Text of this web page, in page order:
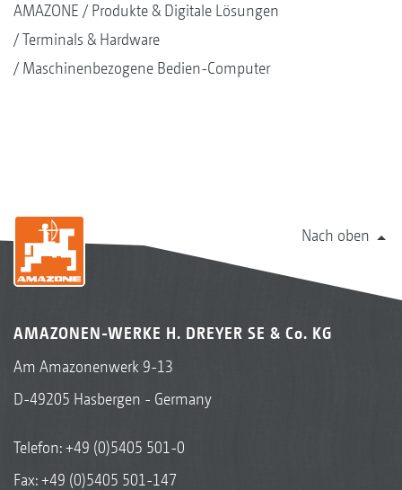
AMAZONE
Produkte & Digitale Lösungen
Terminals & Hardware
Maschinenbezogene Bedien-Computer
Nach oben
AMAZONEN-WERKE H. DREYER SE & Co. KG
Am Amazonenwerk 9-13
D-49205 Hasbergen - Germany
Telefon:+49 (0)5405 501-0
Fax: +49 (0)5405 501-147